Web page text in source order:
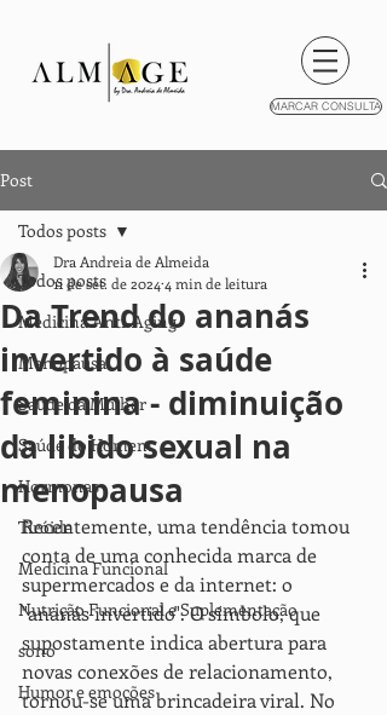
MARCAR CONSULTA
Post
Todos posts
Medicina Anti-Aging
Menopausa
Saúde da Mulher
Saúde do Homem
Hormonas
Tiróide
Medicina Funcional
Nutrição Funcional e Suplementação
sono
Humor e emoções
Todos posts
Da Trend do ananás
invertido à saúde
feminina - diminuição
da libido sexual na
menopausa
Dra Andreia de Almeida
11 de set. de 2024 4 min de leitura
Recentemente, uma tendência tomou
conta de uma conhecida marca de
supermercados e da internet: o
"ananás invertido". O símbolo, que
supostamente indica abertura para
novas conexões de relacionamento,
tornou-se uma brincadeira viral. No